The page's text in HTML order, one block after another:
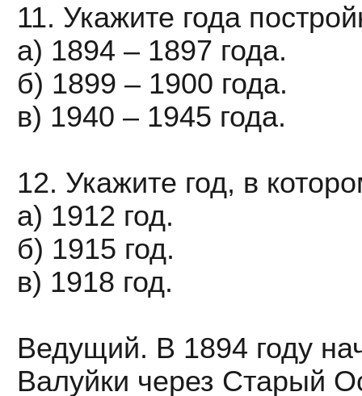
11. Укажите года
а) 1894 – 1897 года.
б) 1899 – 1900 года.
в) 1940 – 1945 года.
12. Укажите год, в
а) 1912 год.
б) 1915 год.
в) 1918 год.
Ведущий. В 1894 году
Валуйки через Старый